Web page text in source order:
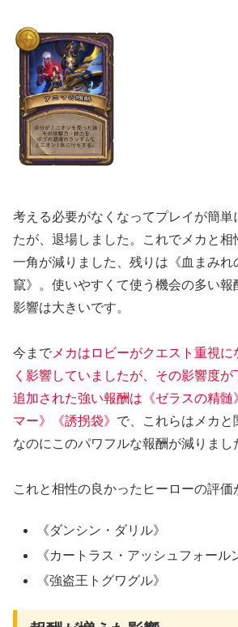
考える必要がなくなってプレイが簡単
たが、退場しました。これでメカと
一角が減りました、残りは《血まみれ
竄》。使いやすくて使う機会の多い報
影響は大きいです。
今まで メカはロビーがクエスト重視に
く影響していましたが、その影響度が
追加された強い報酬は《ゼラスの精髄
マー》《誘拐袋》 で、これらはメカと
なのにこのパワフルな報酬が減りまし
これと相性の良かったヒーローの評価
《ダンシン・ダリル》
《カートラス・アッシュフォール
《強盗王トグワグル》